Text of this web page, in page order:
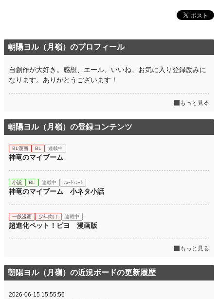
朝陽ヨル（月嶺）のプロフィール
自創作が大好き。感想、エール、いいね、お気に入り登録励みに
なります。ありがとうございます！
もっと見る
朝陽ヨル（月嶺）の登録コンテンツ
BL漫画 BL 連載中
神竜のマイブーム
小説 BL 連載中 ｼｮｰﾄｼｮｰﾄ
神竜のマイブーム 小ネタ小話
一般漫画 少年向け 連載中
超進化ペット！ピヨ 漫画版
もっと見る
朝陽ヨル（月嶺）の近況ボードの更新履歴
2026-06-15 15:55:56